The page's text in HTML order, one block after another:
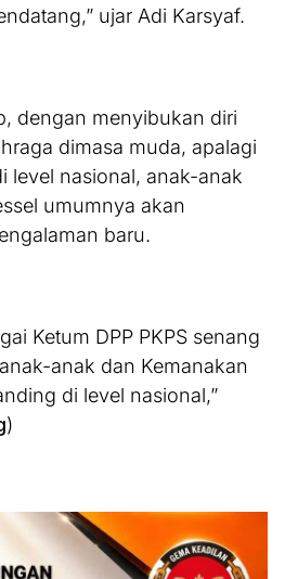
ujar Adi Karsyaf.
dengan menyibukan diri
dimasa muda, apalagi
level nasional, anak-anak
umumnya akan
baru.
Ketum DPP PKPS senang
anak dan Kemanakan
di level nasional,”
)